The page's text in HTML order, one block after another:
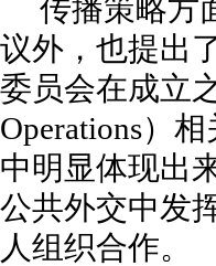
传播策略方
议外，也提出
委员会在成立
Operations）
中明显体现出
公共外交中发
人组织合作。